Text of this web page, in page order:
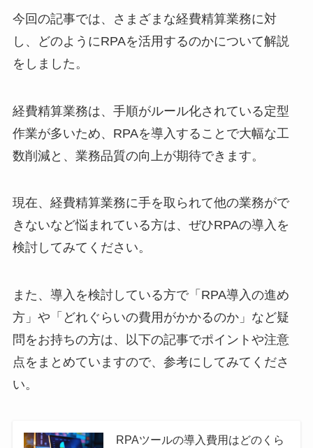
今回の記事では、さまざまな経費精算業務に対
し、どのようにRPAを活用するのかについて解説
をしました。
経費精算業務は、手順がルール化されている定型
作業が多いため、RPAを導入することで大幅な工
数削減と、業務品質の向上が期待できます。
現在、経費精算業務に手を取られて他の業務がで
きないなど悩まれている方は、ぜひRPAの導入を
検討してみてください。
また、導入を検討している方で「RPA導入の進め
方」や「どれぐらいの費用がかかるのか」など疑
問をお持ちの方は、以下の記事でポイントや注意
点をまとめていますので、参考にしてみてくださ
い。
RPAツールの導入費用はどのくら